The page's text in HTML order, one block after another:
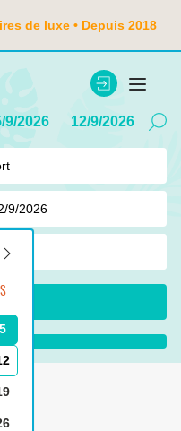
de luxe • Depuis 2018
9/2026 12/9/2026
S
5